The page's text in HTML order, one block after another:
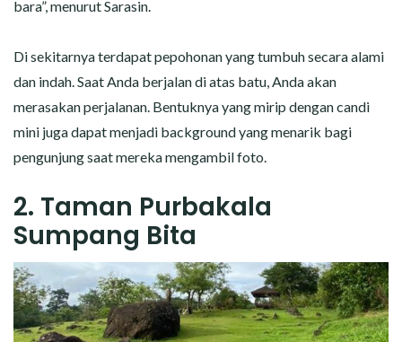
bara”, menurut Sarasin.
Di sekitarnya terdapat pepohonan yang tumbuh secara alami
dan indah. Saat Anda berjalan di atas batu, Anda akan
merasakan perjalanan. Bentuknya yang mirip dengan candi
mini juga dapat menjadi background yang menarik bagi
pengunjung saat mereka mengambil foto.
2. Taman Purbakala
Sumpang Bita